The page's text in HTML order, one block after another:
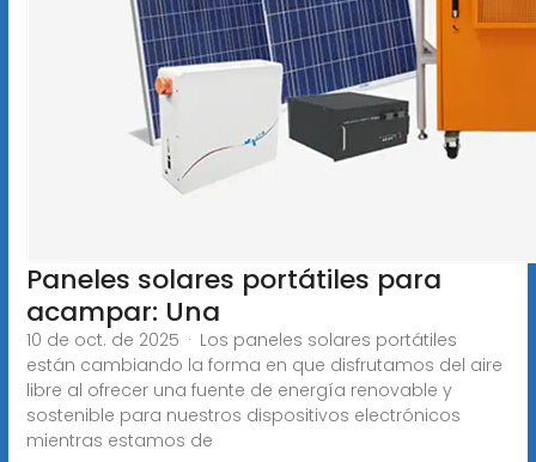
Paneles solares portátiles para
acampar: Una
10 de oct. de 2025 · Los paneles solares portátiles
están cambiando la forma en que disfrutamos del aire
libre al ofrecer una fuente de energía renovable y
sostenible para nuestros dispositivos electrónicos
mientras estamos de